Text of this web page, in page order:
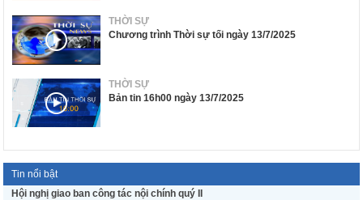
THỜI SỰ
Chương trình Thời sự tối ngày 13/7/2025
THỜI SỰ
Bản tin 16h00 ngày 13/7/2025
Tin nổi bật
Hội nghị giao ban công tác nội chính quý II